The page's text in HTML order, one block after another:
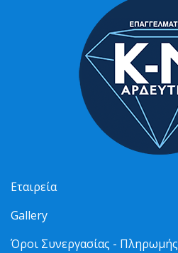
Εταιρεία
Gallery
Όροι Συνεργασίας - Πληρωμής